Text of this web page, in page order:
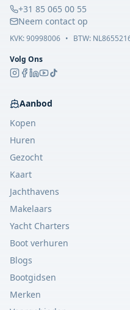
+31 85 065 00 55
Neem contact op
KVK:90998006 • BTW:
Volg Ons
Aanbod
Kopen
Huren
Gezocht
Kaart
Jachthavens
Makelaars
Yacht Charters
Boot verhuren
Blogs
Bootgidsen
Merken